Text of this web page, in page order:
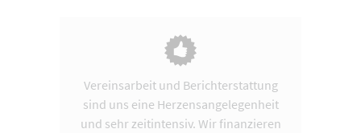
Vereinsarbeit und Berichterstattung
sind uns eine Herzensangelegenheit
und sehr zeitintensiv. Wir finanzieren